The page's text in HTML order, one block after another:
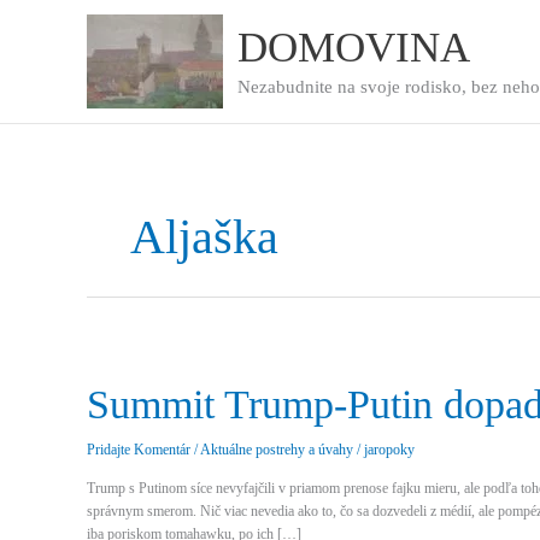
DOMOVINA
Nezabudnite na svoje rodisko, bez
Aljaška
Summit Trump-Putin
Pridajte Komentár /Aktuálne postrehy a úvahy /jaropoky
Trump s Putinom síce nevyfajčili v priamom prenose fajku mieru, ale podľa
správnym smerom. Nič viac nevedia ako to, čo sa dozvedeli z médií, ale
iba poriskom tomahawku, po ich […]